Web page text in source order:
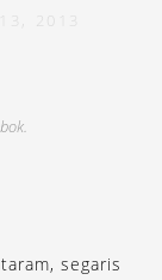
2013
segaris